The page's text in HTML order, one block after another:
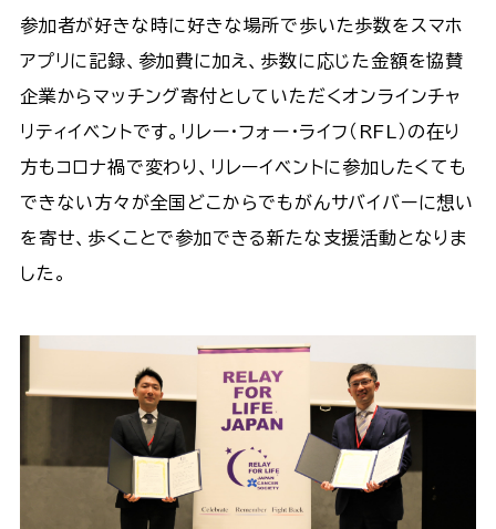
参加者が好きな時に好きな場所で歩いた歩数をスマホ
アプリに記録、参加費に加え、歩数に応じた金額を協賛
企業からマッチング寄付としていただくオンラインチャ
リティイベントです。リレー・フォー・ライフ（RFL）の在り
方もコロナ禍で変わり、リレーイベントに参加したくても
できない方々が全国どこからでもがんサバイバーに想い
を寄せ、歩くことで参加できる新たな支援活動となりま
した。